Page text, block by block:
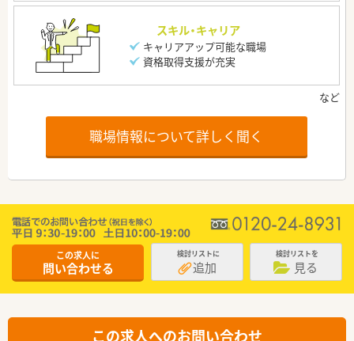
スキル・キャリア
キャリアアップ可能な職場
資格取得支援が充実
職場情報について詳しく聞く
この求人に
問い合わせる
検討リストに
追加
検討リストを
見る
この求人へのお問い合わせ